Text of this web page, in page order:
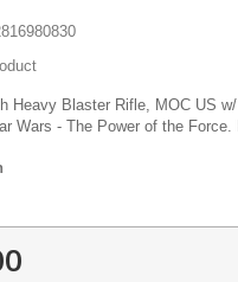
Heavy Blaster Rifle, MOC US
Wars - The Power of the Force.